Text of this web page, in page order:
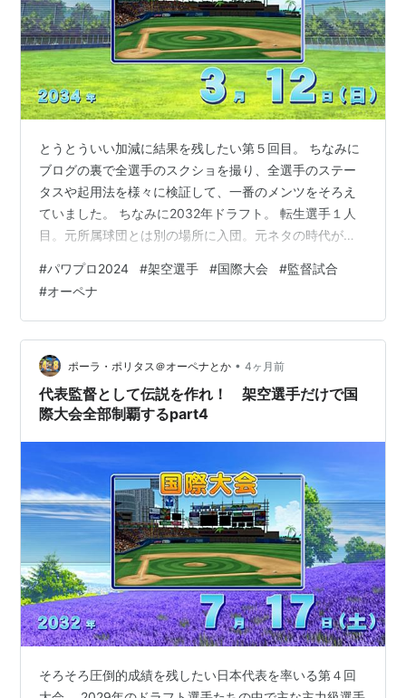
とうとういい加減に結果を残したい第５回目。 ちなみに
ブログの裏で全選手のスクショを撮り、全選手のステー
タスや起用法を様々に検証して、一番のメンツをそろえ
ていました。 ちなみに2032年ドラフト。 転生選手１人
目。元所属球団とは別の場所に入団。元ネタの時代が時
選手は遅くなってしまう。 同じく中日の選手。いきなり
即戦力として使えそうな俊足打者。 元祖二刀流ともいえ
る、対左専用リリーバー。現代野球としては球速はもう
+20ぐらいは欲しい…。 一方こちらは超速球派。それで
いて変化球も割と素晴らしく、早いうちから活躍が期待
できる。 ジェネリック品田という感…
#パワプロ2024 #架空選手 #国際大会 #監督試合
#オーペナ
ポーラ・ポリタス＠オーペナとか • 4ヶ月前
代表監督として伝説を作れ！ 架空選手だけで国
際大会全部制覇するpart4
そろそろ圧倒的成績を残したい日本代表を率いる第４回